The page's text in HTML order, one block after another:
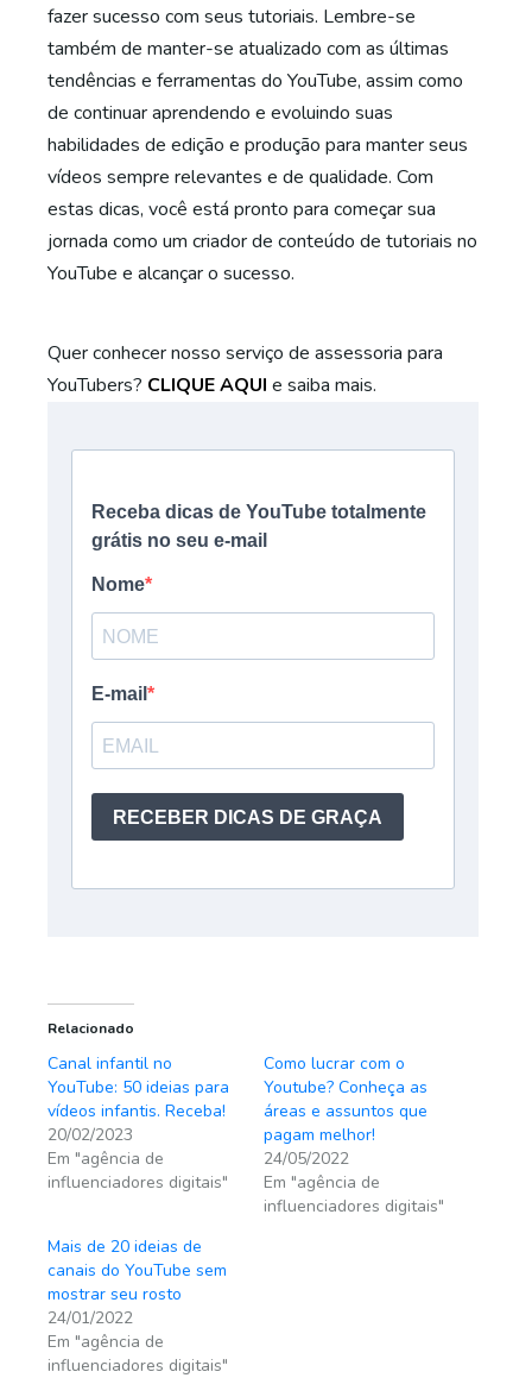
fazer sucesso com seus tutoriais. Lembre-se
também de manter-se atualizado com as últimas
tendências e ferramentas do YouTube, assim como
de continuar aprendendo e evoluindo suas
habilidades de edição e produção para manter seus
vídeos sempre relevantes e de qualidade. Com
estas dicas, você está pronto para começar sua
jornada como um criador de conteúdo de tutoriais no
YouTube e alcançar o sucesso.
Quer conhecer nosso serviço de assessoria para
YouTubers? CLIQUE AQUI e saiba mais.
Relacionado
Canal infantil no
YouTube: 50 ideias para
vídeos infantis. Receba!
20/02/2023
Em "agência de
influenciadores digitais"
Como lucrar com o
Youtube? Conheça as
áreas e assuntos que
pagam melhor!
24/05/2022
Em "agência de
influenciadores digitais"
Mais de 20 ideias de
canais do YouTube sem
mostrar seu rosto
24/01/2022
Em "agência de
influenciadores digitais"